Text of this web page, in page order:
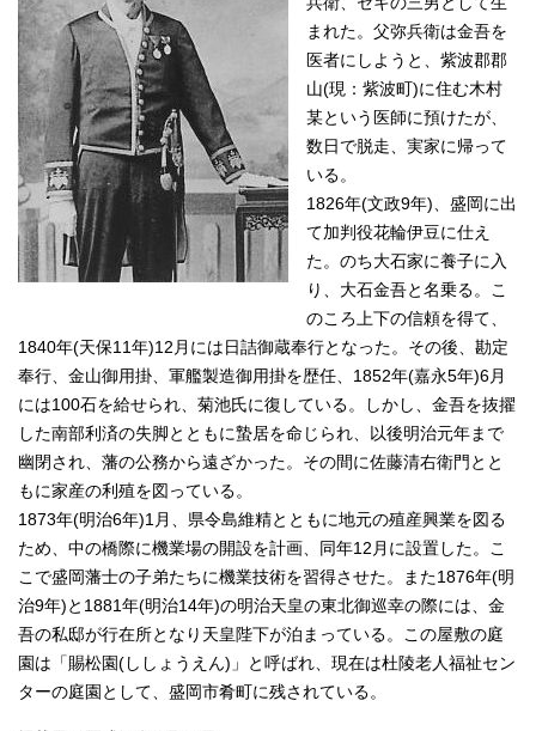
まれた。父弥兵衛は金吾を
医者にしようと、紫波郡郡
山(現：紫波町)に住む木村
某という医師に預けたが、
数日で脱走、実家に帰って
いる。
1826年(文政9年)、盛岡に出
て加判役花輪伊豆に仕え
た。のち大石家に養子に入
り、大石金吾と名乗る。こ
のころ上下の信頼を得て、
1840年(天保11年)12月には日詰御蔵奉行となった。その後、勘定
奉行、金山御用掛、軍艦製造御用掛を歴任、1852年(嘉永5年)6月
には100石を給せられ、菊池氏に復している。しかし、金吾を抜擢
した南部利済の失脚とともに蟄居を命じられ、以後明治元年まで
幽閉され、藩の公務から遠ざかった。その間に佐藤清右衛門とと
もに家産の利殖を図っている。
1873年(明治6年)1月、県令島維精とともに地元の殖産興業を図る
ため、中の橋際に機業場の開設を計画、同年12月に設置した。こ
こで盛岡藩士の子弟たちに機業技術を習得させた。また1876年(明
治9年)と1881年(明治14年)の明治天皇の東北御巡幸の際には、金
吾の私邸が行在所となり天皇陛下が泊まっている。この屋敷の庭
園は「賜松園(ししょうえん)」と呼ばれ、現在は杜陵老人福祉セン
ターの庭園として、盛岡市肴町に残されている。